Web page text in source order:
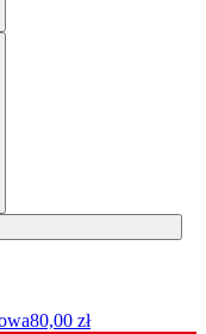
80,00 zł